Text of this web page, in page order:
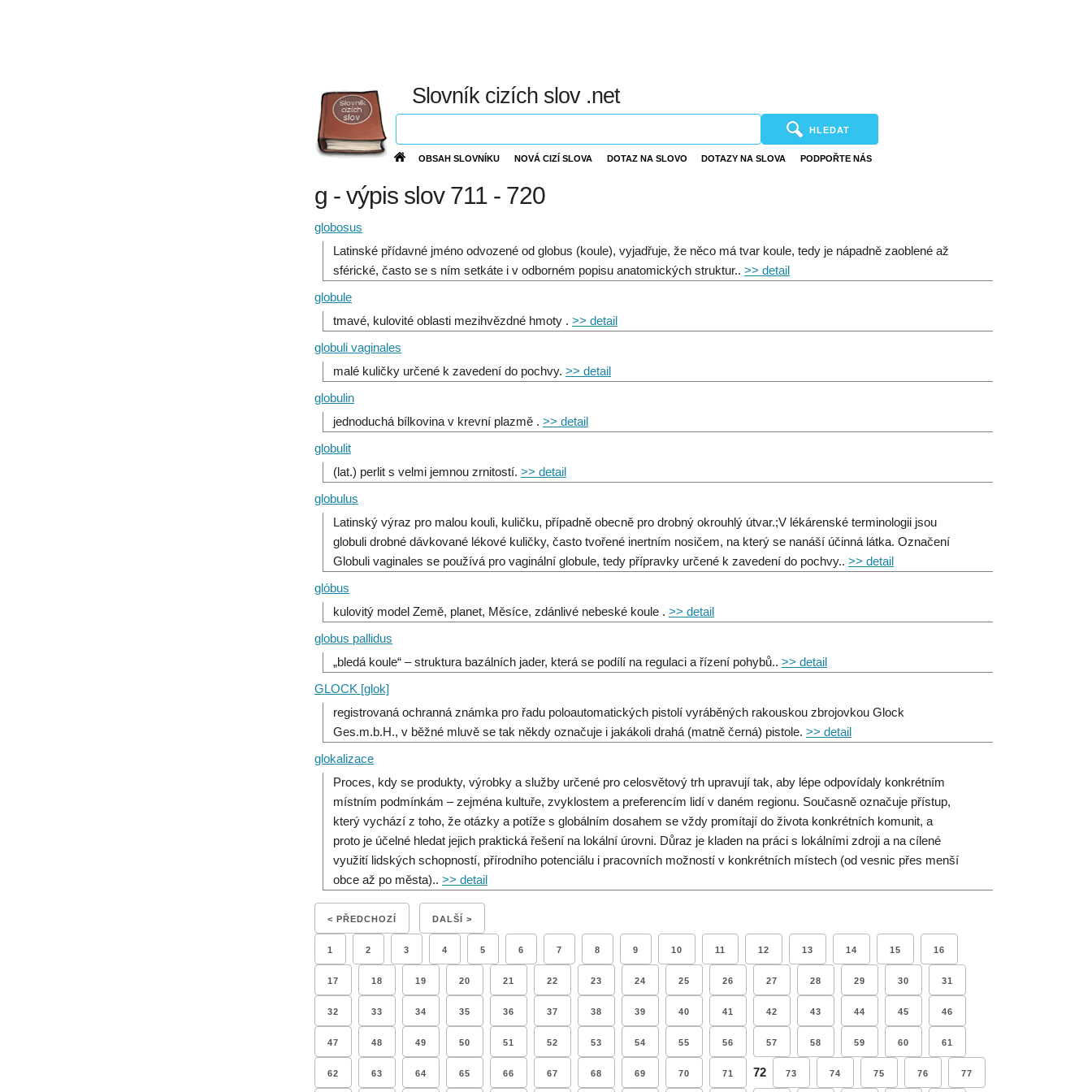
Slovník cizích slov .net
HLEDAT
OBSAH SLOVNÍKU NOVÁ CIZÍ SLOVA DOTAZ NA SLOVO DOTAZY NA SLOVA PODPOŘTE NÁS
g - výpis slov 711 - 720
globosus
Latinské přídavné jméno odvozené od globus (koule), vyjadřuje, že něco má tvar koule, tedy je nápadně zaoblené až
sférické, často se s ním setkáte i v odborném popisu anatomických struktur.. >> detail
globule
tmavé, kulovité oblasti mezihvězdné hmoty . >> detail
globuli vaginales
malé kuličky určené k zavedení do pochvy. >> detail
globulin
jednoduchá bílkovina v krevní plazmě . >> detail
globulit
(lat.) perlit s velmi jemnou zrnitostí. >> detail
globulus
Latinský výraz pro malou kouli, kuličku, případně obecně pro drobný okrouhlý útvar.;V lékárenské terminologii jsou
globuli drobné dávkované lékové kuličky, často tvořené inertním nosičem, na který se nanáší účinná látka. Označení
Globuli vaginales se používá pro vaginální globule, tedy přípravky určené k zavedení do pochvy.. >> detail
glóbus
kulovitý model Země, planet, Měsíce, zdánlivé nebeské koule . >> detail
globus pallidus
„bledá koule“ – struktura bazálních jader, která se podílí na regulaci a řízení pohybů.. >> detail
GLOCK [glok]
registrovaná ochranná známka pro řadu poloautomatických pistolí vyráběných rakouskou zbrojovkou Glock
Ges.m.b.H., v běžné mluvě se tak někdy označuje i jakákoli drahá (matně černá) pistole. >> detail
glokalizace
Proces, kdy se produkty, výrobky a služby určené pro celosvětový trh upravují tak, aby lépe odpovídaly konkrétním
místním podmínkám – zejména kultuře, zvyklostem a preferencím lidí v daném regionu. Současně označuje přístup,
který vychází z toho, že otázky a potíže s globálním dosahem se vždy promítají do života konkrétních komunit, a
proto je účelné hledat jejich praktická řešení na lokální úrovni. Důraz je kladen na práci s lokálními zdroji a na cílené
využití lidských schopností, přírodního potenciálu i pracovních možností v konkrétních místech (od vesnic přes menší
obce až po města).. >> detail
< PŘEDCHOZÍ DALŠÍ >
1 2 3 4 5 6 7 8 9 10 11 12 13 14 15 16
17 18 19 20 21 22 23 24 25 26 27 28 29 30 31
32 33 34 35 36 37 38 39 40 41 42 43 44 45 46
47 48 49 50 51 52 53 54 55 56 57 58 59 60 61
62 63 64 65 66 67 68 69 70 71 72 73 74 75 76 77